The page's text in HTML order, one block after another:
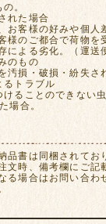
。
れた場合
お客様の好みや個人
様のご都合で荷物を
による劣化。（運送
のもの
汚損・破損・紛失さ
るトラブル
ることのできない
場合。
品書は同梱されてお
文時、備考欄にご記
る場合はお問い合わ